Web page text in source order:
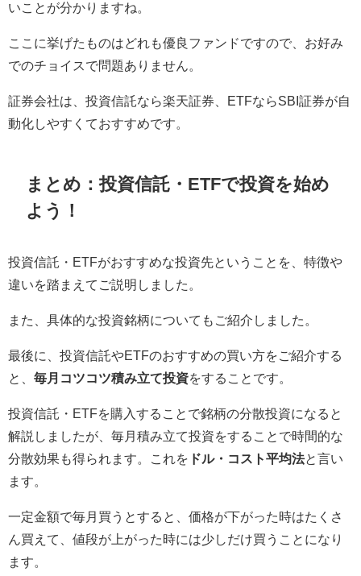
いことが分かりますね。
ここに挙げたものはどれも優良ファンドですので、お好み
でのチョイスで問題ありません。
証券会社は、投資信託なら楽天証券、ETFならSBI証券が自
動化しやすくておすすめです。
まとめ：投資信託・ETFで投資を始め
よう！
投資信託・ETFがおすすめな投資先ということを、特徴や
違いを踏まえてご説明しました。
また、具体的な投資銘柄についてもご紹介しました。
最後に、投資信託やETFのおすすめの買い方をご紹介する
と、 毎月コツコツ積み立て投資をすることです。
投資信託・ETFを購入することで銘柄の分散投資になると
解説しましたが、毎月積み立て投資をすることで時間的な
分散効果も得られます。これを ドル・コスト平均法と言い
ます。
一定金額で毎月買うとすると、価格が下がった時はたくさ
ん買えて、値段が上がった時には少しだけ買うことになり
ます。